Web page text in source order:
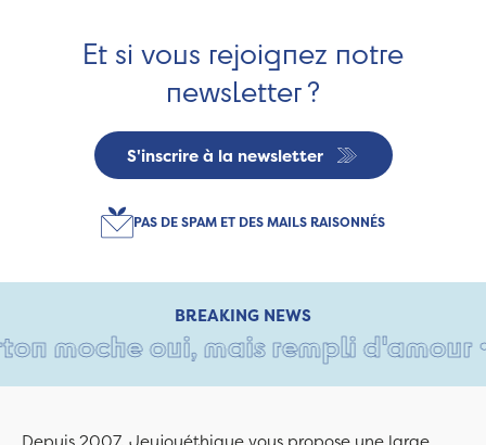
Et si vous rejoignez notre
newsletter ?
S'inscrire à la newsletter
PAS DE SPAM ET DES MAILS RAISONNÉS
BREAKING NEWS
oui, mais rempli d'amour •